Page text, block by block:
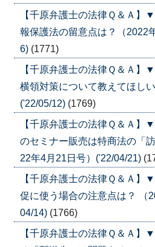
【千原弁護士の法律Ｑ＆Ａ
報保護法の留意点は？（2022
6) (1771)
【千原弁護士の法律Ｑ＆Ａ
横領対策について教えてほし
('22/05/12) (1769)
【千原弁護士の法律Ｑ＆Ａ
のセミナー販売は特商法の「
22年4月21日号）('22/04/21)
【千原弁護士の法律Ｑ＆Ａ
促に使う場合の注意点は？ （
04/14) (1766)
【千原弁護士の法律Ｑ＆Ａ